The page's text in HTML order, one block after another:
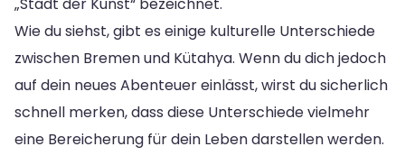
„Stadt der Kunst“ bezeichnet.
Wie du siehst, gibt es einige kulturelle Unterschiede
zwischen Bremen und Kütahya. Wenn du dich jedoch
auf dein neues Abenteuer einlässt, wirst du sicherlich
schnell merken, dass diese Unterschiede vielmehr
eine Bereicherung für dein Leben darstellen werden.